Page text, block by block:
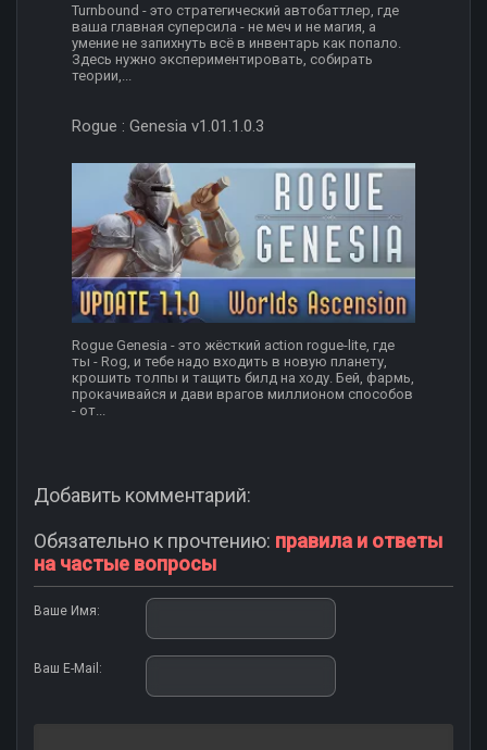
Turnbound - это стратегический автобаттлер, где
ваша главная суперсила - не меч и не магия, а
умение не запихнуть всё в инвентарь как попало.
Здесь нужно экспериментировать, собирать
теории,...
Rogue : Genesia v1.01.1.0.3
Rogue Genesia - это жёсткий action rogue-lite, где
ты - Rog, и тебе надо входить в новую планету,
крошить толпы и тащить билд на ходу. Бей, фармь,
прокачивайся и дави врагов миллионом способов
- от...
Добавить комментарий:
Обязательно к прочтению: правила и ответы
на частые вопросы
Ваше Имя:
Ваш E-Mail: